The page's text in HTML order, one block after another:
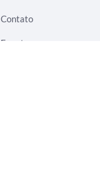
Contato
Eventos